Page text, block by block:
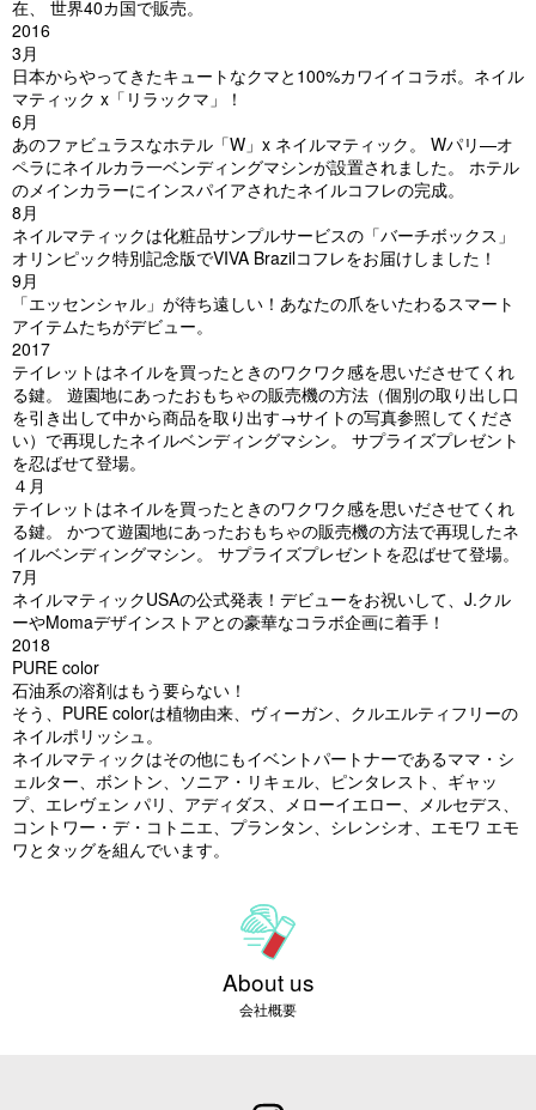
在、 世界40カ国で販売。
2016
3月
日本からやってきたキュートなクマと100%カワイイコラボ。ネイル
マティック x「リラックマ」！
6月
あのファビュラスなホテル「W」x ネイルマティック。 Wパリ—オ
ペラにネイルカラ一ベンディングマシンが設置されました。 ホテル
のメインカラーにインスパイアされたネイルコフレの完成。
8月
ネイルマティックは化粧品サンプルサービスの「バーチボックス」
オリンピック特別記念版でVIVA Brazilコフレをお届けしました！
9月
「エッセンシャル」が待ち遠しい！あなたの爪をいたわるスマート
アイテムたちがデビュー。
2017
テイレットはネイルを買ったときのワクワク感を思いださせてくれ
る鍵。 遊園地にあったおもちゃの販売機の方法（個別の取り出し口
を引き出して中から商品を取り出す→サイトの写真参照してくださ
い）で再現したネイルベンディングマシン。 サプライズプレゼント
を忍ばせて登場。
４月
テイレットはネイルを買ったときのワクワク感を思いださせてくれ
る鍵。 かつて遊園地にあったおもちゃの販売機の方法で再現したネ
イルベンディングマシン。 サプライズプレゼントを忍ばせて登場。
7月
ネイルマティックUSAの公式発表！デビューをお祝いして、J.クル
ーやMomaデザインストアとの豪華なコラボ企画に着手！
2018
PURE color
石油系の溶剤はもう要らない！
そう、PURE colorは植物由来、ヴィーガン、クルエルティフリーの
ネイルポリッシュ。
ネイルマティックはその他にもイベントパートナーであるママ・シ
ェルター、ボントン、ソニア・リキェル、ピンタレスト、ギャッ
プ、エレヴェン パリ、アディダス、メローイエロー、メルセデス、
コントワー・デ・コトニエ、プランタン、シレンシオ、エモワ エモ
ワとタッグを組んでいます。
About us
会社概要